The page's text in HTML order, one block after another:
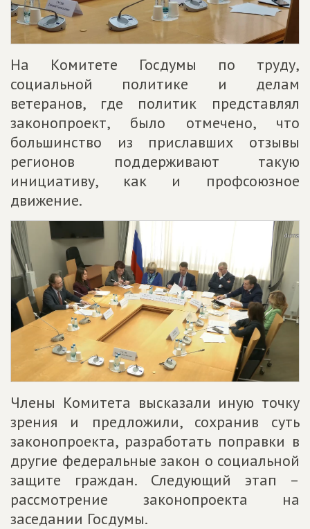
На Комитете Госдумы по труду,
социальной политике и делам
ветеранов, где политик представлял
законопроект, было отмечено, что
большинство из приславших отзывы
регионов поддерживают такую
инициативу,как и профсоюзное
движение.
Члены Комитета высказали иную точку
зрения и предложили, сохранив суть
законопроекта, разработать поправки в
другие федеральные закон о социальной
защите граждан. Следующий этап –
рассмотрение законопроекта на
заседании Госдумы.